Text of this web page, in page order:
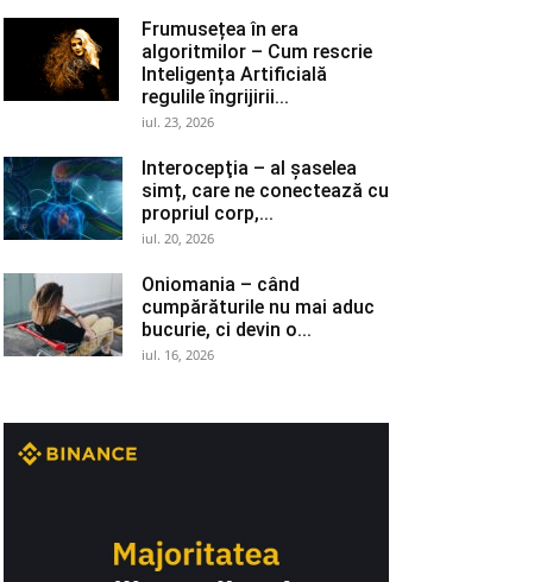
Frumusețea în era
algoritmilor – Cum rescrie
Inteligența Artificială
regulile îngrijirii...
iul. 23, 2026
Interocepţia – al șaselea
simț, care ne conectează cu
propriul corp,...
iul. 20, 2026
Oniomania – când
cumpărăturile nu mai aduc
bucurie, ci devin o...
iul. 16, 2026